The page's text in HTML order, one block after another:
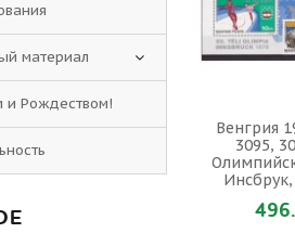
Венгрия
3095,
материал
и Рождеством!